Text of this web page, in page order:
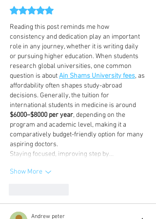
Rated 5 out of 5 stars.
Reading this post reminds me how
consistency and dedication play an important
role in any journey, whether it is writing daily
or pursuing higher education. When students
research global universities, one common
question is about Ain Shams University fees, as
affordability often shapes study-abroad
decisions. Generally, the tuition for
international students in medicine is around
$6000–$8000 per year, depending on the
program and academic level, making it a
comparatively budget-friendly option for many
aspiring doctors.
Staying focused, improving step by…
Show More
Andrew peter